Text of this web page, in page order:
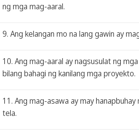
ng mga mag-aaral.
9. Ang kelangan mo na lang gawin ay
10. Ang mag-aaral ay nagsusulat ng
bilang bahagi ng kanilang mga proyekto.
11. Ang mag-asawa ay may
tela.